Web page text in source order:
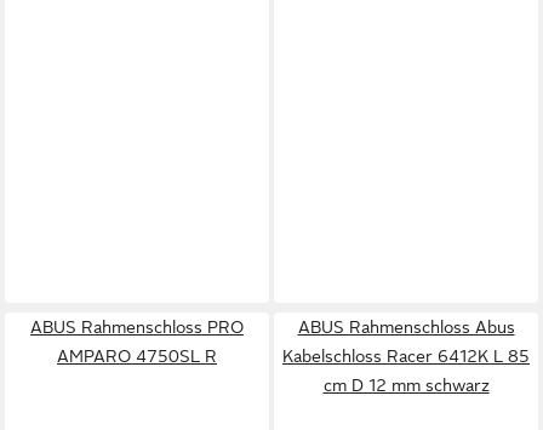
ABUS Rahmenschloss PRO
AMPARO 4750SL R
ABUS Rahmenschloss Abus
Kabelschloss Racer 6412K L 85
cm D 12 mm schwarz